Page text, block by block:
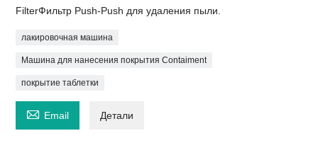
FilterФильтр Push-Push для удаления пыли.
лакировочная машина
Машина для нанесения покрытия Contaiment
покрытие таблетки
 Email Детали